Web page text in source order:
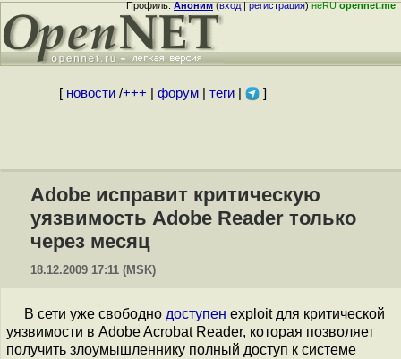
Профиль:Аноним(вход|регистрация)неRUopennet.me
[ новости/+++ форум| теги| ]
Adobe исправит критическую
уязвимость Adobe Reader только
через месяц
18.12.2009 17:11 (MSK)
В сети уже свободно доступен exploit для критической
уязвимости в Adobe Acrobat Reader, которая позволяет
получить злоумышленнику полный доступ к системе